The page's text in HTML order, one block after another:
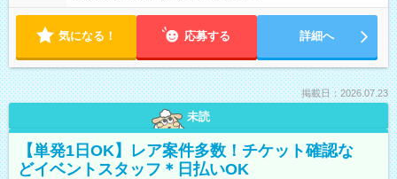
気になる！ 応募する 詳細へ
掲載日：2026.07.23
未読
【単発1日OK】レア案件多数！チケット確認な
どイベントスタッフ＊日払いOK